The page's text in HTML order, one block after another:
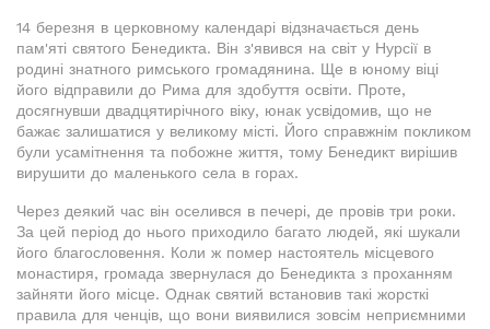
14 березня в церковному календарі відзначається день
пам'яті святого Бенедикта. Він з'явився на світ у Нурсії в
родині знатного римського громадянина. Ще в юному віці
його відправили до Рима для здобуття освіти. Проте,
досягнувши двадцятирічного віку, юнак усвідомив, що не
бажає залишатися у великому місті. Його справжнім покликом
були усамітнення та побожне життя, тому Бенедикт вирішив
вирушити до маленького села в горах.
Через деякий час він оселився в печері, де провів три роки.
За цей період до нього приходило багато людей, які шукали
його благословення. Коли ж помер настоятель місцевого
монастиря, громада звернулася до Бенедикта з проханням
зайняти його місце. Однак святий встановив такі жорсткі
правила для ченців, що вони виявилися зовсім неприємними